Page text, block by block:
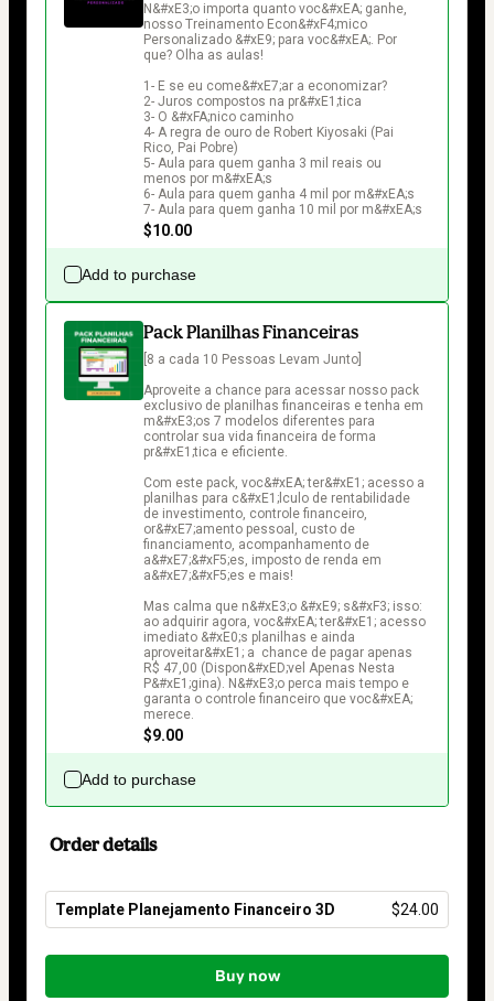
N&#xE3;o importa quanto voc&#xEA; ganhe,
nosso Treinamento Econ&#xF4;mico
Personalizado &#xE9; para voc&#xEA;. Por
que? Olha as aulas!
1- E se eu come&#xE7;ar a economizar?
2- Juros compostos na pr&#xE1;tica
3- O &#xFA;nico caminho
4- A regra de ouro de Robert Kiyosaki (Pai
Rico, Pai Pobre)
5- Aula para quem ganha 3 mil reais ou
menos por m&#xEA;s
6- Aula para quem ganha 4 mil por m&#xEA;s
7- Aula para quem ganha 10 mil por m&#xEA;s
$10.00
Add to purchase
Pack Planilhas Financeiras
[8 a cada 10 Pessoas Levam Junto]
Aproveite a chance para acessar nosso pack
exclusivo de planilhas financeiras e tenha em
m&#xE3;os 7 modelos diferentes para
controlar sua vida financeira de forma
pr&#xE1;tica e eficiente.
Com este pack, voc&#xEA; ter&#xE1; acesso a
planilhas para c&#xE1;lculo de rentabilidade
de investimento, controle financeiro,
or&#xE7;amento pessoal, custo de
financiamento, acompanhamento de
a&#xE7;&#xF5;es, imposto de renda em
a&#xE7;&#xF5;es e mais!
Mas calma que n&#xE3;o &#xE9; s&#xF3; isso:
ao adquirir agora, voc&#xEA; ter&#xE1; acesso
imediato &#xE0;s planilhas e ainda
aproveitar&#xE1; a  chance de pagar apenas
R$ 47,00 (Dispon&#xED;vel Apenas Nesta
P&#xE1;gina). N&#xE3;o perca mais tempo e
garanta o controle financeiro que voc&#xEA;
merece.
$9.00
Add to purchase
Order details
Template Planejamento Financeiro 3D $24.00
Total
Buy now